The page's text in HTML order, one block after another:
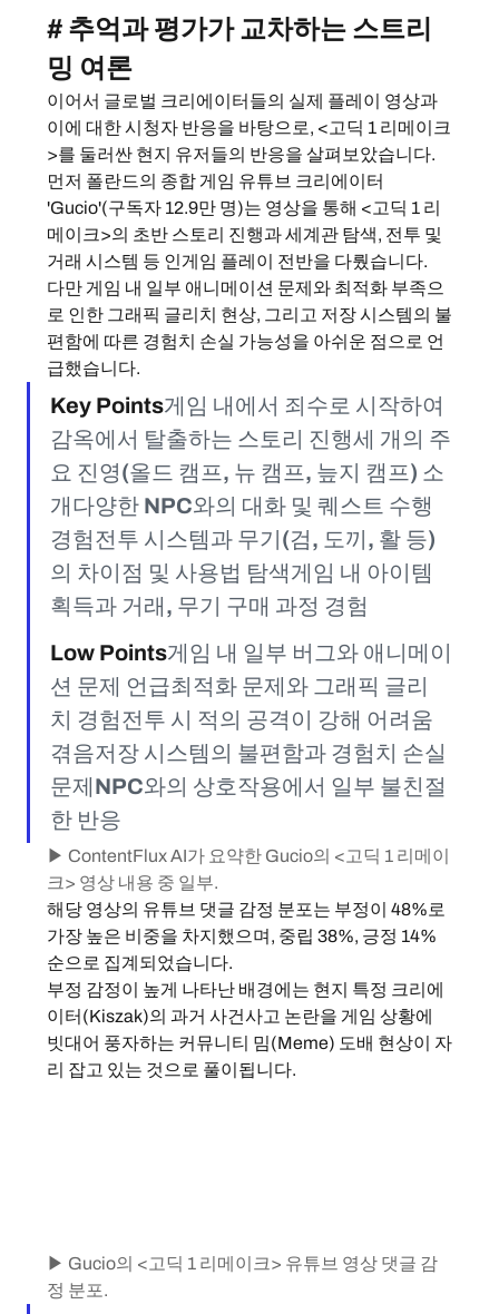
# 추억과 평가가 교차하는 스트리
밍 여론
이어서 글로벌 크리에이터들의 실제 플레이 영상과
이에 대한 시청자 반응을 바탕으로, <고딕 1 리메이크
>를 둘러싼 현지 유저들의 반응을 살펴보았습니다.
먼저 폴란드의 종합 게임 유튜브 크리에이터
'Gucio'(구독자 12.9만 명)는 영상을 통해 <고딕 1 리
메이크>의 초반 스토리 진행과 세계관 탐색, 전투 및
거래 시스템 등 인게임 플레이 전반을 다뤘습니다.
다만 게임 내 일부 애니메이션 문제와 최적화 부족으
로 인한 그래픽 글리치 현상, 그리고 저장 시스템의 불
편함에 따른 경험치 손실 가능성을 아쉬운 점으로 언
급했습니다.
Key Points게임 내에서 죄수로 시작하여
감옥에서 탈출하는 스토리 진행세 개의 주
요 진영(올드 캠프, 뉴 캠프, 늪지 캠프) 소
개다양한 NPC와의 대화 및 퀘스트 수행
경험전투 시스템과 무기(검, 도끼, 활 등)
의 차이점 및 사용법 탐색게임 내 아이템
획득과 거래, 무기 구매 과정 경험
Low Points게임 내 일부 버그와 애니메이
션 문제 언급최적화 문제와 그래픽 글리
치 경험전투 시 적의 공격이 강해 어려움
겪음저장 시스템의 불편함과 경험치 손실
문제NPC와의 상호작용에서 일부 불친절
한 반응
▶ ContentFlux AI가 요약한 Gucio의 <고딕 1 리메이
크> 영상 내용 중 일부.
해당 영상의 유튜브 댓글 감정 분포는 부정이 48%로
가장 높은 비중을 차지했으며, 중립 38%, 긍정 14%
순으로 집계되었습니다.
부정 감정이 높게 나타난 배경에는 현지 특정 크리에
이터(Kiszak)의 과거 사건사고 논란을 게임 상황에
빗대어 풍자하는 커뮤니티 밈(Meme) 도배 현상이 자
리 잡고 있는 것으로 풀이됩니다.
▶ Gucio의 <고딕 1 리메이크> 유튜브 영상 댓글 감
정 분포.